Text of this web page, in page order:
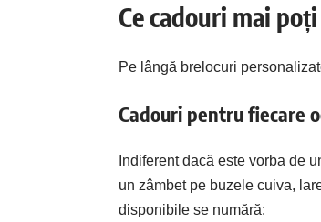
Ce cadouri mai
Pe lângă brelocuri
Cadouri pentru fiecare
Indiferent dacă este vorba de
un zâmbet pe buzele cuiva,
disponibile se numără: